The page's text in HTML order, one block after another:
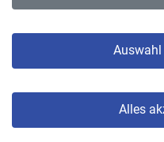
Auswahl
Alles
© VBL 2026